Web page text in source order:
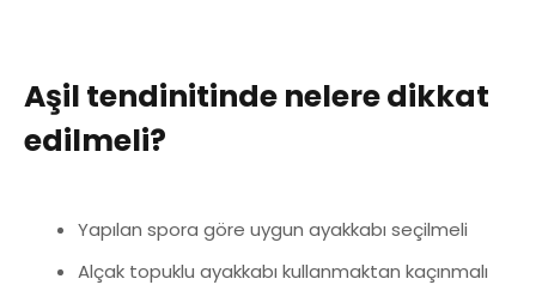
Aşil tendinitinde nelere dikkat
edilmeli?
Yapılan spora göre uygun ayakkabı seçilmeli
Alçak topuklu ayakkabı kullanmaktan kaçınmalı